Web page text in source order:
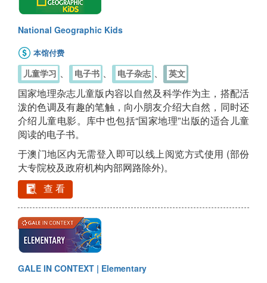
National Geographic Kids
本馆付费
儿童学习 、 电子书 、 电子杂志 、 英文
国家地理杂志儿童版内容以自然及科学作为主，搭配活
泼的色调及有趣的笔触，向小朋友介绍大自然，同时还
介绍儿童电影。库中也包括“国家地理”出版的适合儿童
阅读的电子书。
于澳门地区内无需登入即可以线上阅览方式使用 (部份
大专院校及政府机构内部网路除外)。
查 看
GALE IN CONTEXT | Elementary